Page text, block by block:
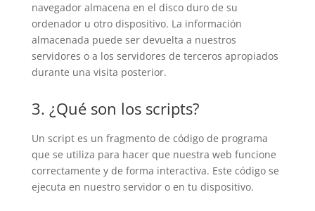
navegador almacena en el disco duro de su
ordenador u otro dispositivo. La información
almacenada puede ser devuelta a nuestros
servidores o a los servidores de terceros apropiados
durante una visita posterior.
3. ¿Qué son los scripts?
Un script es un fragmento de código de programa
que se utiliza para hacer que nuestra web funcione
correctamente y de forma interactiva. Este código se
ejecuta en nuestro servidor o en tu dispositivo.